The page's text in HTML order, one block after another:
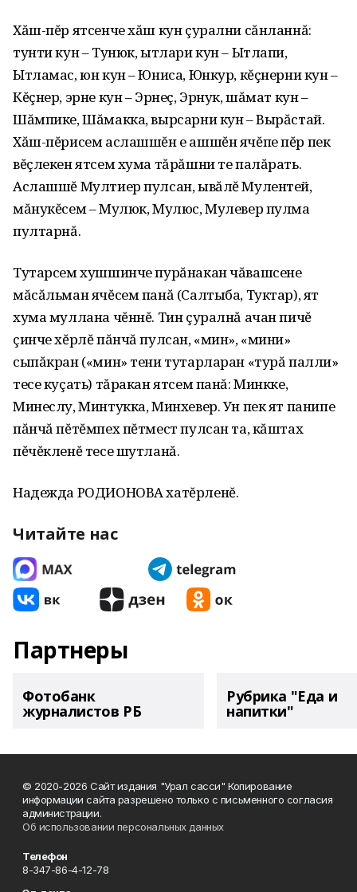
Хăш-пĕр ятсенче хăш кун çурални сăнланнă:
тунти кун – Тунюк, ытлари кун – Ытлапи,
Ытламас, юн кун – Юниса, Юнкур, кĕçнерни кун –
Кĕçнер, эрне кун – Эрнеç, Эрнук, шăмат кун –
Шăмпике, Шăмакка, вырсарни кун – Вырăстай.
Хăш-пĕрисем аслашшĕн е ашшĕн ячĕпе пĕр пек
вĕçлекен ятсем хума тăрăшни те палăрать.
Аслашшĕ Мултиер пулсан, ывăлĕ Мулентей,
мăнукĕсем – Мулюк, Мулюс, Мулевер пулма
пултарнă.
Тутарсем хушшинче пурăнакан чăвашсене
мăсăльман ячĕсем панă (Салтыба, Туктар), ят
хума муллана чĕннĕ. Тин çуралнă ачан пичĕ
çинче хĕрлĕ пăнчă пулсан, «мин», «мини»
сыпăкран («мин» тени тутарларан «турă палли»
тесе куçать) тăракан ятсем панă: Минкке,
Минеслу, Минтукка, Минхевер. Ун пек ят панипе
пăнчă пĕтĕмпех пĕтмест пулсан та, кăштах
пĕчĕкленĕ тесе шутланă.
Надежда РОДИОНОВА хатĕрленĕ.
Читайте нас
Партнеры
Фотобанк
журналистов РБ
Рубрика "Еда и
напитки"
© 2020-2026 Сайт издания "Урал сасси" Копирование
информации сайта разрешено только с письменного согласия
администрации.
Об использовании персональных данных
Телефон
8-347-86-4-12-78